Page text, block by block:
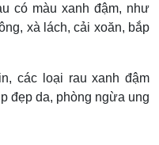
có màu xanh đậm, như
xà lách, cải xoăn, bắp
các loại rau xanh đậm
đẹp da, phòng ngừa ung